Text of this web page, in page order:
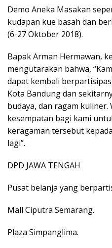
Demo Aneka Masakan
kudapan kue basah dan
(6-27 Oktober 2018).
Bapak Arman Hermawan,
mengutarakan bahwa,
dapat kembali
Kota Bandung dan
budaya, dan ragam kuliner.
kesempatan bagi kami
keragaman tersebut
lagi”.
DPD JAWA TENGAH
Pusat belanja yang
Mall Ciputra Semarang.
Plaza Simpanglima.